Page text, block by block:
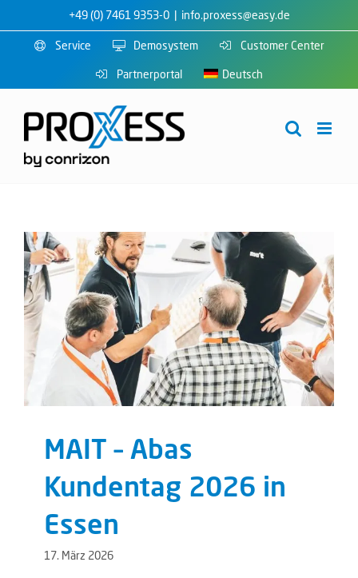
Inhalt
springen
+49 (0) 7461 9353-0 | info.proxess@easy.de
Service
Demosystem
Customer Center
Partnerportal
Deutsch
MAIT – Abas
Kundentag 2026 in
Essen
17. März 2026